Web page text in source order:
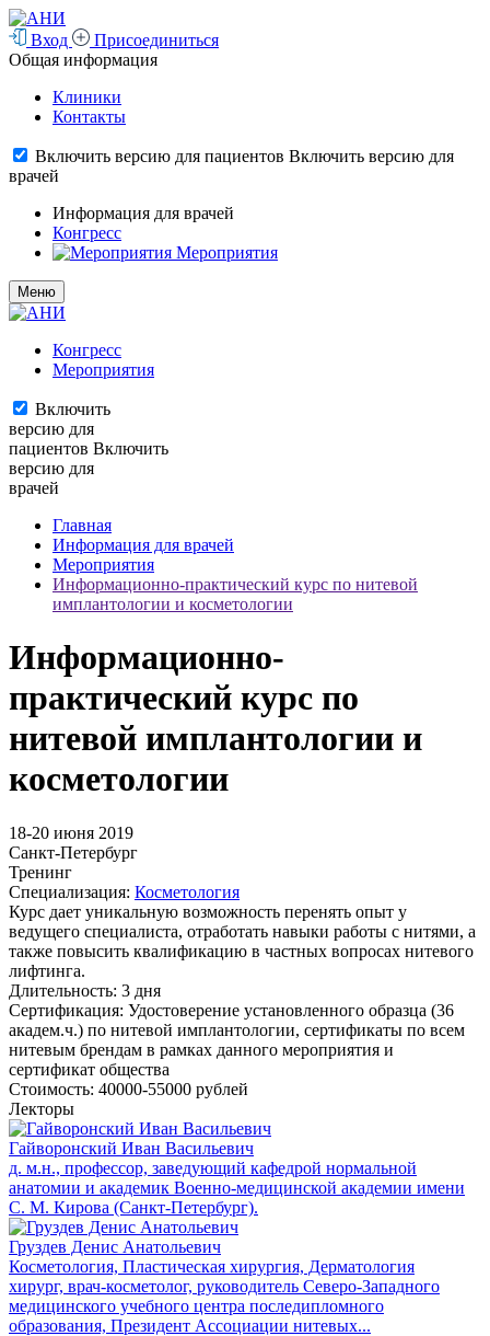
Вход
Присоединиться
Общая информация
Клиники
Контакты
Включить версию для пациентов Включить версию для
врачей
Информация для врачей
Конгресс
Мероприятия
Меню
Конгресс
Мероприятия
Включить
версию для
пациентов Включить
версию для
врачей
Главная
Информация для врачей
Мероприятия
Информационно-практический курс по нитевой
имплантологии и косметологии
Информационно-
практический курс по
нитевой имплантологии и
косметологии
18-20 июня 2019
Санкт-Петербург
Тренинг
Специализация: Косметология
Курс дает уникальную возможность перенять опыт у
ведущего специалиста, отработать навыки работы с нитями, а
также повысить квалификацию в частных вопросах нитевого
лифтинга.
Длительность: 3 дня
Сертификация: Удостоверение установленного образца (36
академ.ч.) по нитевой имплантологии, сертификаты по всем
нитевым брендам в рамках данного мероприятия и
сертификат общества
Стоимость: 40000-55000 рублей
Лекторы
Гайворонский Иван Васильевич
д. м.н., профессор, заведующий кафедрой нормальной
анатомии и академик Военно-медицинской академии имени
С. М. Кирова (Санкт-Петербург).
Груздев Денис Анатольевич
Косметология, Пластическая хирургия, Дерматология
хирург, врач-косметолог, руководитель Северо-Западного
медицинского учебного центра последипломного
образования, Президент Ассоциации нитевых...